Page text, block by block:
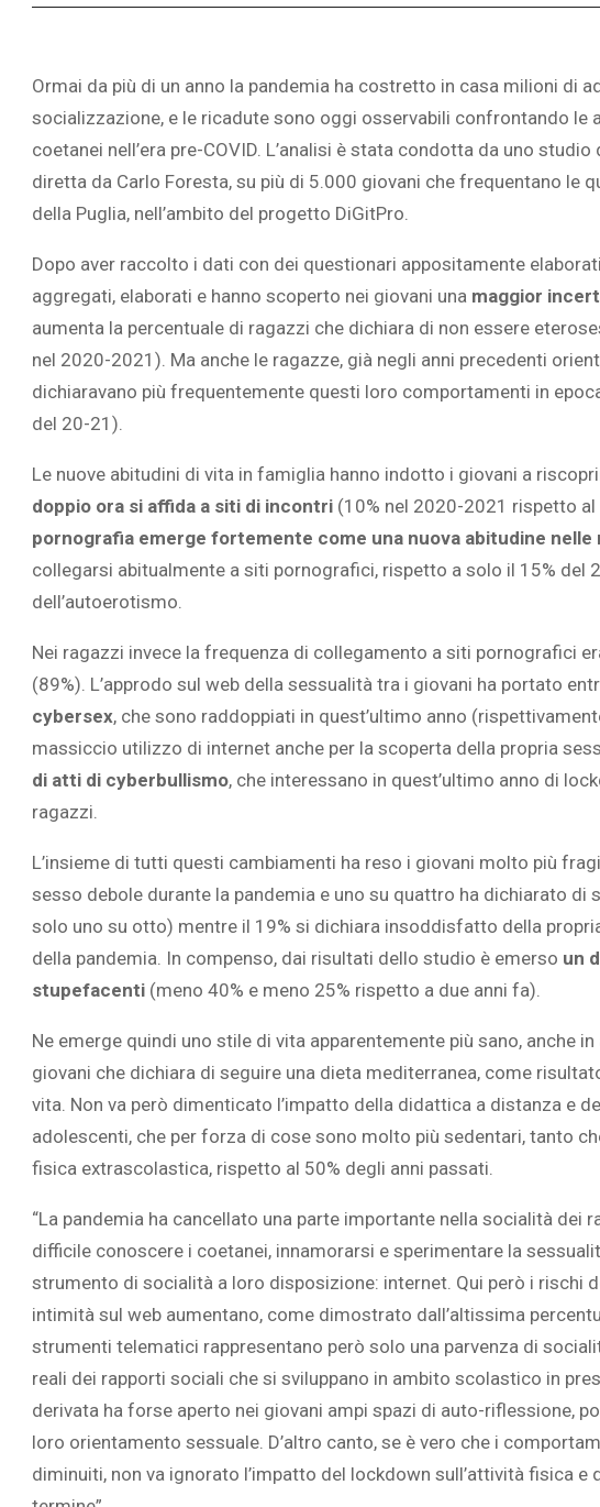
Ormai da più di un anno la pandemia ha costretto in casa milioni di
socializzazione, e le ricadute sono oggi osservabili confrontando le
coetanei nell’era pre-COVID. L’analisi è stata condotta da uno
diretta da Carlo Foresta, su più di 5.000 giovani che frequentano le
della Puglia, nell’ambito del progetto DiGitPro.
Dopo aver raccolto i dati con dei questionari appositamente
aggregati, elaborati e hanno scoperto nei giovani una maggior
aumenta la percentuale di ragazzi che dichiara di non essere
nel 2020-2021). Ma anche le ragazze, già negli anni precedenti
dichiaravano più frequentemente questi loro comportamenti in
del 20-21).
Le nuove abitudini di vita in famiglia hanno indotto i giovani a
doppio ora si affida a siti di incontri (10% nel 2020-2021 rispetto al
pornografia emerge fortemente come una nuova abitudine nelle
collegarsi abitualmente a siti pornografici, rispetto a solo il 15% del
dell’autoerotismo.
Nei ragazzi invece la frequenza di collegamento a siti pornografici
(89%). L’approdo sul web della sessualità tra i giovani ha portato
cybersex, che sono raddoppiati in quest’ultimo anno
massiccio utilizzo di internet anche per la scoperta della propria
di atti di cyberbullismo, che interessano in quest’ultimo anno di
ragazzi.
L’insieme di tutti questi cambiamenti ha reso i giovani molto più
sesso debole durante la pandemia e uno su quattro ha dichiarato
solo uno su otto) mentre il 19% si dichiara insoddisfatto della
della pandemia. In compenso, dai risultati dello studio è emerso un
stupefacenti (meno 40% e meno 25% rispetto a due anni fa).
Ne emerge quindi uno stile di vita apparentemente più sano, anche
giovani che dichiara di seguire una dieta mediterranea, come
vita. Non va però dimenticato l’impatto della didattica a distanza e
adolescenti, che per forza di cose sono molto più sedentari, tanto
fisica extrascolastica, rispetto al 50% degli anni passati.
“La pandemia ha cancellato una parte importante nella socialità dei
difficile conoscere i coetanei, innamorarsi e sperimentare la
strumento di socialità a loro disposizione: internet. Qui però i rischi
intimità sul web aumentano, come dimostrato dall’altissima
strumenti telematici rappresentano però solo una parvenza di
reali dei rapporti sociali che si sviluppano in ambito scolastico in
derivata ha forse aperto nei giovani ampi spazi di auto-riflessione,
loro orientamento sessuale. D’altro canto, se è vero che i
diminuiti, non va ignorato l’impatto del lockdown sull’attività fisica
L’ATTIVITÀ
RIVELA LE MELODIE
PERSONE